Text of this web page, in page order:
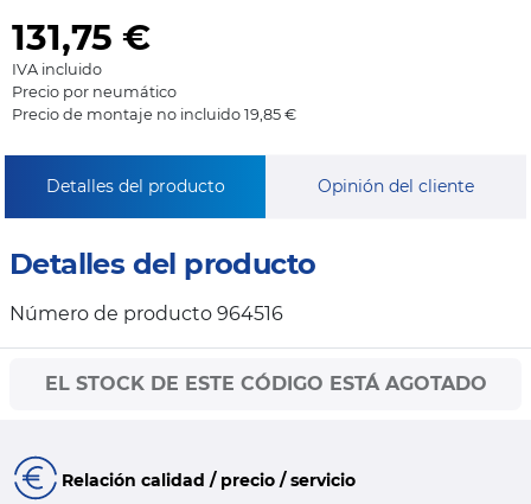
131,75 €
IVA incluido
Precio por neumático
Precio de montaje no incluido 19,85 €
Detalles del producto Opinión del cliente
Detalles del producto
Número de producto 964516
EL STOCK DE ESTE CÓDIGO ESTÁ AGOTADO
Relación calidad / precio / servicio